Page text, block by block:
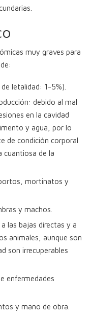
muy graves para
letalidad: 1-5%).
debido al mal
en la cavidad
y agua, por lo
de condición corporal
cuantiosa de la
mortinatos y
y machos.
las bajas directas y a
animales, aunque son
son irrecuperables
enfermedades
y mano de obra.